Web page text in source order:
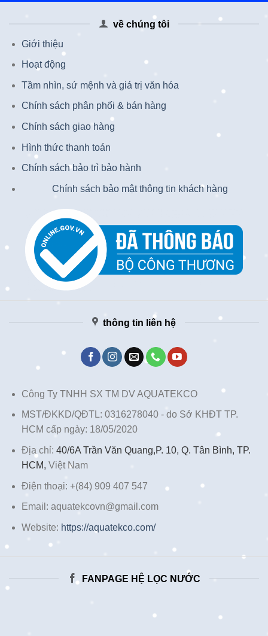
về chúng tôi
Giới thiệu
Hoạt động
Tầm nhìn, sứ mệnh và giá trị văn hóa
Chính sách phân phối & bán hàng
Chính sách giao hàng
Hình thức thanh toán
Chính sách bảo trì bảo hành
Chính sách bảo mật thông tin khách hàng
thông tin liên hệ
Công Ty TNHH SX TM DV AQUATEKCO
MST/ĐKKD/QĐTL: 0316278040 - do Sở KHĐT TP.
HCM cấp ngày: 18/05/2020
Địa chỉ: 40/6A Trần Văn Quang,P. 10, Q. Tân Bình, TP.
HCM, Việt Nam
Điện thoại: +(84) 909 407 547
Email: aquatekcovn@gmail.com
Website: https://aquatekco.com/
FANPAGE HỆ LỌC NƯỚC